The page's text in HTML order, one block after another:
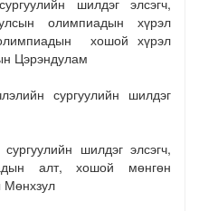
шилдэг элсэгч,
олимпиадын хүрэл
хошой хүрэл
Цэрэндулам
сургуулийн шилдэг
шилдэг элсэгч,
алт, хошой мөнгөн
Мөнхзул